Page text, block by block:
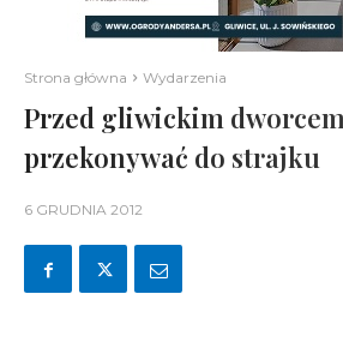
Strona główna Wydarzenia
Przed gliwickim
przekonywać do strajku
6 GRUDNIA 2012